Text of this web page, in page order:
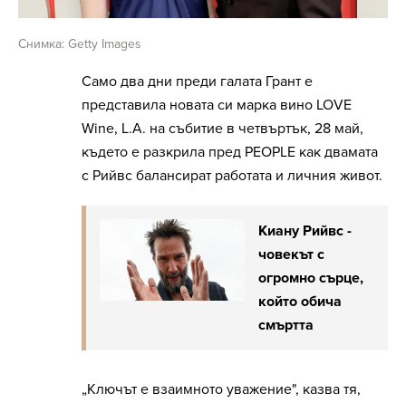
Снимка: Getty Images
Само два дни преди галата Грант е
представила новата си марка вино LOVE
Wine, L.A. на събитие в четвъртък, 28 май,
където е разкрила пред PEOPLE как двамата
с Рийвс балансират работата и личния живот.
Киану Рийвс -
човекът с
огромно сърце,
който обича
смъртта
„Ключът е взаимното уважение", казва тя,